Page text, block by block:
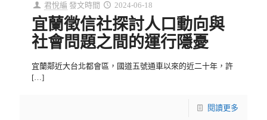
君悅編 發文時間 2024-06-18
宜蘭徵信社探討人口動向與
社會問題之間的運行隱憂
宜蘭鄰近大台北都會區，國道五號通車以來的近二十年，許
[…]
閱讀更多